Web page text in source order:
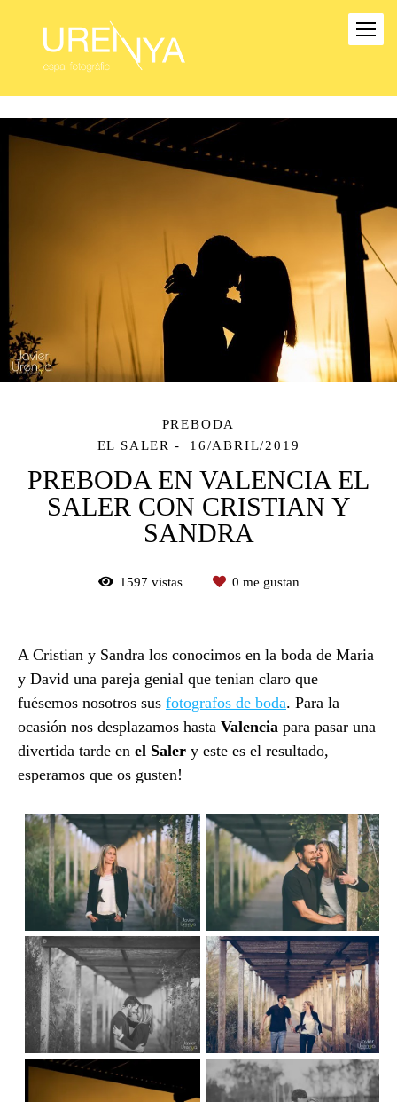
PREBODA
EL SALER
16/ABRIL/2019
PREBODA EN VALENCIA EL
SALER CON CRISTIAN Y
SANDRA
1597 vistas 0 me gustan
A Cristian y Sandra los conocimos en la boda de Maria
y David una pareja genial que tenian claro que
fuésemos nosotros sus fotografos de boda. Para la
ocasión nos desplazamos hasta Valencia para pasar una
divertida tarde en el Saler y este es el resultado,
esperamos que os gusten!